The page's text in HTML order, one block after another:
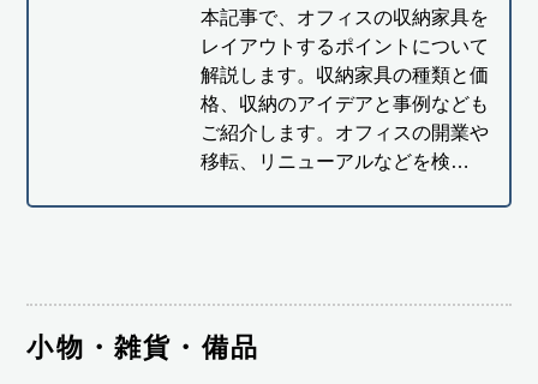
本記事で、オフィスの収納家具を
レイアウトするポイントについて
解説します。収納家具の種類と価
格、収納のアイデアと事例なども
ご紹介します。オフィスの開業や
移転、リニューアルなどを検…
小物・雑貨・備品